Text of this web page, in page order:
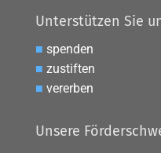
Unterstützen Sie
■ spenden
■ zustiften
■ vererben
Unsere